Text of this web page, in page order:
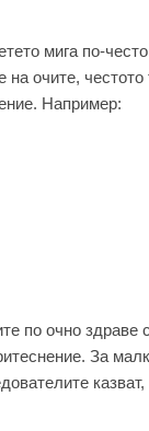
мига по-
очите,
Например:
по очно здраве
За